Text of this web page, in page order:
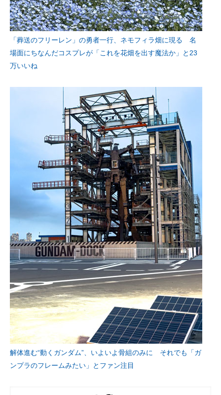
「葬送のフリーレン」の勇者一行、ネモフィラ畑に現る 名
場面にちなんだコスプレが「これを花畑を出す魔法か」と23
万いいね
解体進む“動くガンダム”、いよいよ骨組のみに それでも「ガ
ンプラのフレームみたい」とファン注目